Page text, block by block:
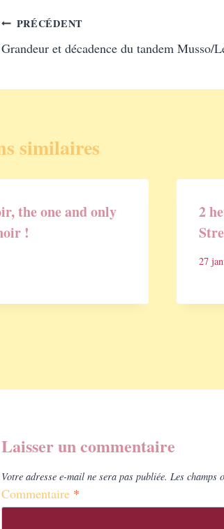
Navigation
de
l’article
PRÉCÉDENT
Grandeur et décadence du tandem Musso/
similaires
the one and only
!
2
27
Laisser un commentaire
Votre adresse e-mail ne sera pas publiée. Les champs
Commentaire *